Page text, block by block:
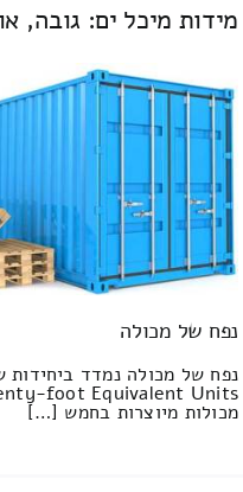
מידות מיכל ים: גובה,
נפח של מכולה
foot Equivalent Units
מכולות מיוצרות בחמש […]